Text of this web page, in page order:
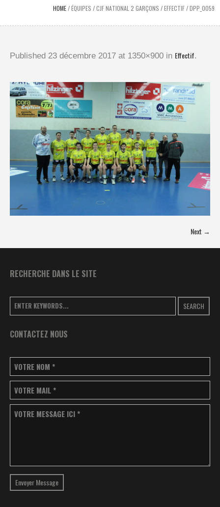
HOME/ÉQUIPES /CJF NATIONAL 2 GARÇONS /EFFECTIF/DPP_0059
Published 23 décembre 2017 at 1350×900 in Effectif.
Next →
RECHERCHE DANS LE SITE
SEARCH
CONTACTEZ NOUS
VOTRE NOM *
VOTRE MAIL *
VOTRE MESSAGE ICI *
Envoyer Message